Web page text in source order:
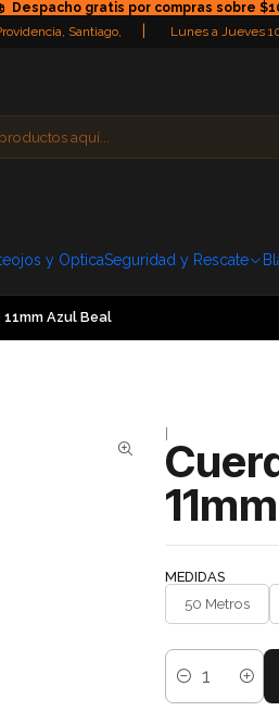
Despacho gratis por compras sobre
Santiago,
Lunes a Jueves
y OpticaSeguridad y Rescate
Azul Beal
|
MEDIDAS
50 Metros
Cantidad